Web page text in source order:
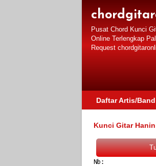
Pusat Chord Kunci
Online Terlengkap
Request
Daftar Artis/
Kunci Gitar
Nb: